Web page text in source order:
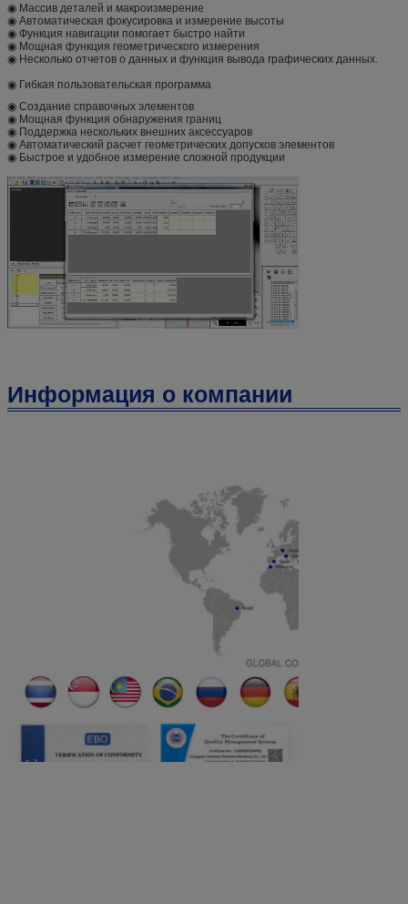
◉ Массив деталей и макроизмерение
◉ Автоматическая фокусировка и измерение высоты
◉ Функция навигации помогает быстро найти
◉ Мощная функция геометрического измерения
◉ Несколько отчетов о данных и функция вывода графических данных.
◉ Гибкая пользовательская программа
◉ Создание справочных элементов
◉ Мощная функция обнаружения границ
◉ Поддержка нескольких внешних аксессуаров
◉ Автоматический расчет геометрических допусков элементов
◉ Быстрое и удобное измерение сложной продукции
Информация о компании